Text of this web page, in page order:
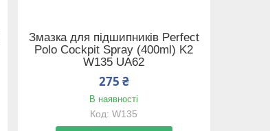
Змазка для підшипників Perfect
Polo Cockpit Spray (400ml) K2
W135 UA62
275 ₴
В наявності
W135